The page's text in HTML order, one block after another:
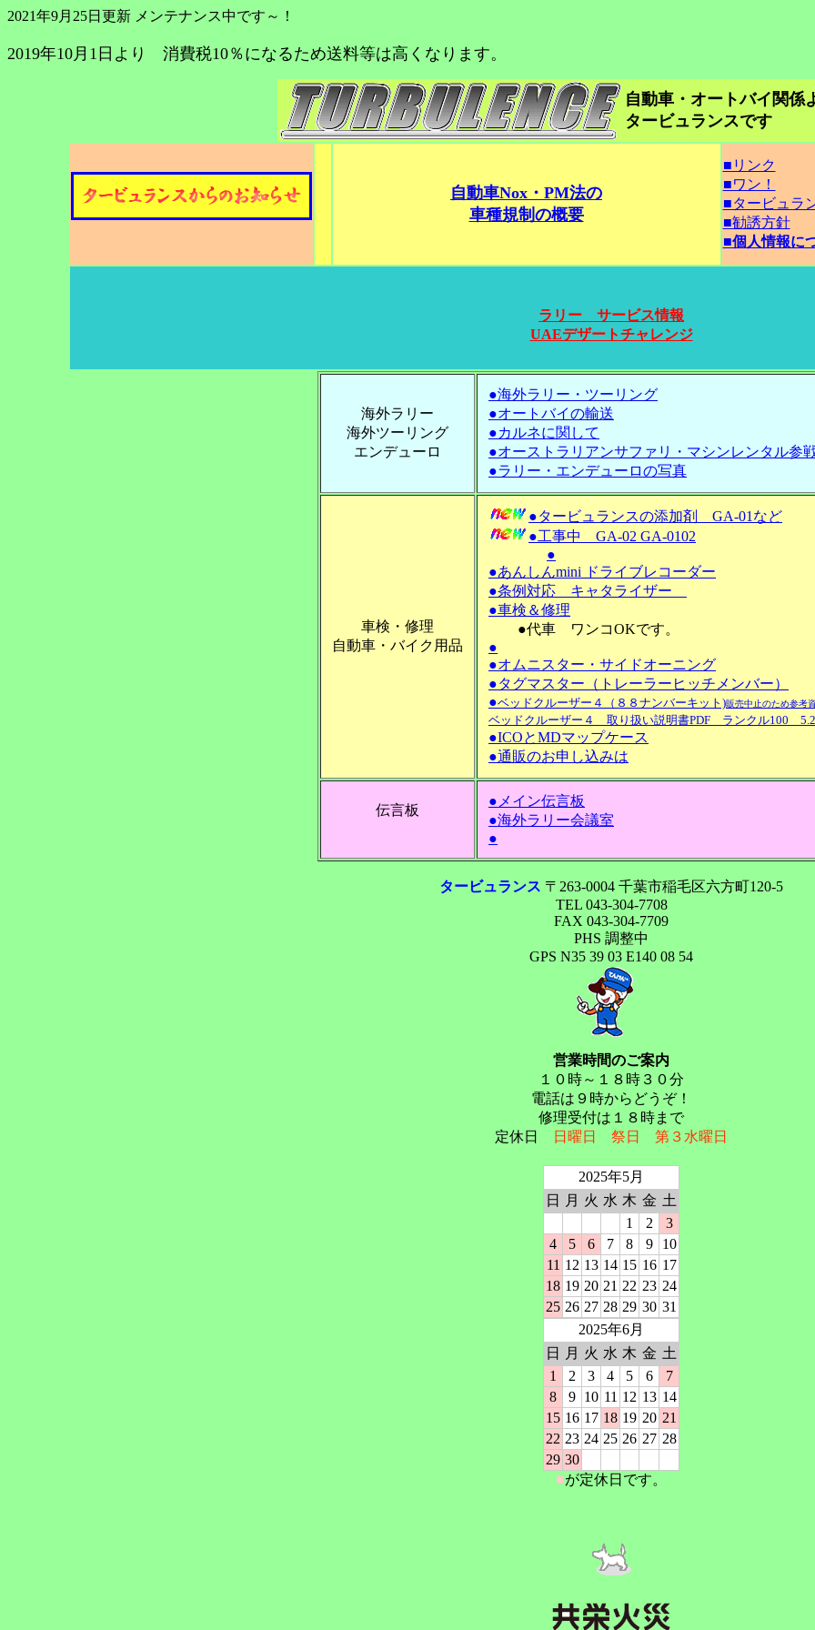
2021年9月25日更新 メンテナンス中です～！
2019年10月1日より 消費税10％になるため送料等は高くなります。
自動車・オートバイ関係
タービュランスです
自動車Nox・PM法の
車種規制の概要
■リンク
■ワン！
■タービュラ
■勧誘方針
■個人情報に
ラリー サービス情報
UAEデザートチャレンジ
海外ラリー
海外ツーリング
エンデューロ
●海外ラリー・ツーリング
●オートバイの輸送
●カルネに関して
●オーストラリアンサファリ・マシンレンタル参
●ラリー・エンデューロの写真
車検・修理
自動車・バイク用品
●タービュランスの添加剤 GA-01など
●工事中 GA-02 GA-0102
●
●あんしんmini ドライブレコーダー
●条例対応 キャタライザー
●車検＆修理
●代車 ワンコOKです。
●
●オムニスター・サイドオーニング
●タグマスター（トレーラーヒッチメンバー）
●ベッドクルーザー４（８８ナンバーキット)販売中止のため参考
ベッドクルーザー４ 取り扱い説明書PDF ランクル100
●ICOとMDマップケース
●通販のお申し込みは
伝言板
●メイン伝言板
●海外ラリー会議室
●
タービュランス 〒263-0004 千葉市稲毛区六方町120-5
TEL 043-304-7708
FAX 043-304-7709
PHS 調整中
GPS N35 39 03 E140 08 54
営業時間のご案内
１０時～１８時３０分
電話は９時からどうぞ！
修理受付は１８時まで
定休日
日曜日 祭日 第３水曜日
2025年5月
日
月 火 水 木 金 土
1
2
3
4
5 6 7 8 9
10
11 12 13 14 15 16 17
18 19 20 21 22 23 24
25 26 27 28 29 30 31
2025年6月
日
月 火 水 木 金 土
1
2 3 4 5 6
7
8
9 10 11 12 13 14
15 16 17 18 19 20 21
22 23 24 25 26 27 28
29 30
■が定休日です。